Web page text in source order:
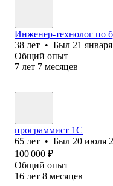
Инженер-технолог по
38 лет • Был 21
Общий опыт
7 лет 7 месяцев
программист 1С
65 лет • Был 20 июля
100 000 ₽
Общий опыт
16 лет 8 месяцев